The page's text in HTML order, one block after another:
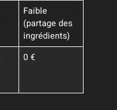
Faible
(partage des
ingrédients)
0 €